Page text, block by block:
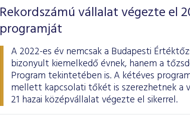
Rekordszámú vállalat végezte el
programját
A 2022-es év nemcsak a Budapesti
bizonyult kiemelkedő évnek, hanem a
Program tekintetében is. A kétéves
mellett kapcsolati tőkét is szerezhetnek a
21 hazai középvállalat végezte el sikerrel.